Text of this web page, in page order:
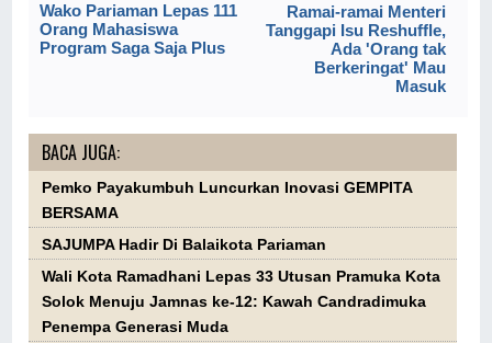
Wako Pariaman Lepas 111
Orang Mahasiswa
Program Saga Saja Plus
Ramai-ramai Menteri
Tanggapi Isu Reshuffle,
Ada 'Orang tak
Berkeringat' Mau
Masuk
BACA JUGA:
Pemko Payakumbuh Luncurkan Inovasi GEMPITA
BERSAMA
SAJUMPA Hadir Di Balaikota Pariaman
Wali Kota Ramadhani Lepas 33 Utusan Pramuka Kota
Solok Menuju Jamnas ke-12: Kawah Candradimuka
Penempa Generasi Muda